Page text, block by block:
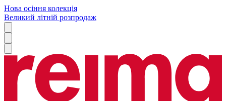
Нова осіння колекція
Великий літній розпродаж